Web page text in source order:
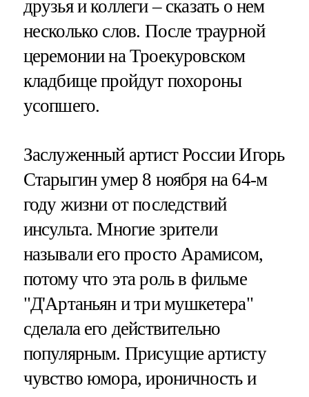
друзья и коллеги – сказать о нем
несколько слов. После траурной
церемонии на Троекуровском
кладбище пройдут похороны
усопшего.
Заслуженный артист России Игорь
Старыгин умер 8 ноября на 64-м
году жизни от последствий
инсульта. Многие зрители
называли его просто Арамисом,
потому что эта роль в фильме
"Д'Артаньян и три мушкетера"
сделала его действительно
популярным. Присущие артисту
чувство юмора, ироничность и